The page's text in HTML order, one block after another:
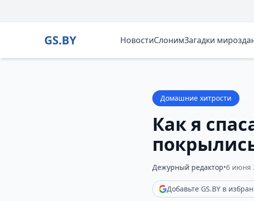
НовостиСлонимЗагадки
Домашние хитрости
Как я
Дежурный редактор•6 июня
Добавьте GS.BY в